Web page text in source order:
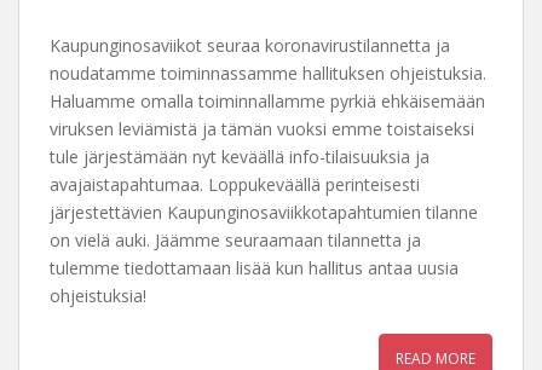
Kaupunginosaviikot seuraa koronavirustilannetta ja
noudatamme toiminnassamme hallituksen ohjeistuksia.
Haluamme omalla toiminnallamme pyrkiä ehkäisemään
viruksen leviämistä ja tämän vuoksi emme toistaiseksi
tule järjestämään nyt keväällä info-tilaisuuksia ja
avajaistapahtumaa. Loppukeväällä perinteisesti
järjestettävien Kaupunginosaviikkotapahtumien tilanne
on vielä auki. Jäämme seuraamaan tilannetta ja
tulemme tiedottamaan lisää kun hallitus antaa uusia
ohjeistuksia!
READ MORE